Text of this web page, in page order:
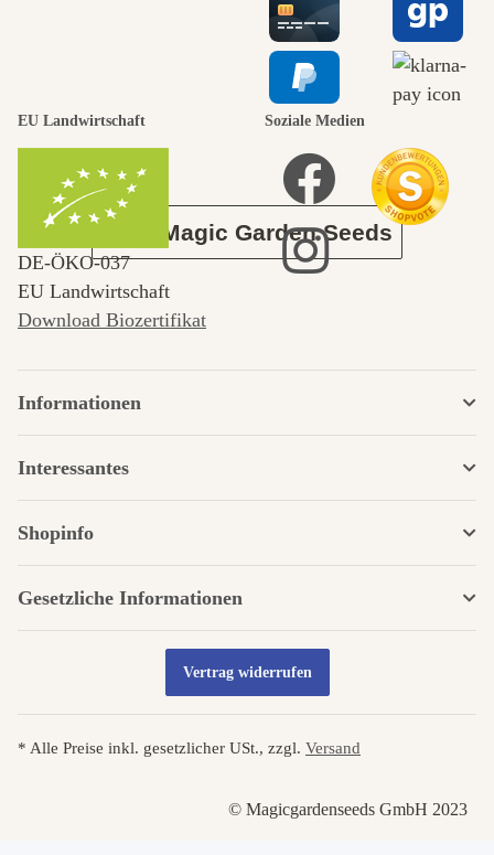
selbst führt
durch den
Garten
Über Magic Garden Seeds
EU Landwirtschaft
DE‑ÖKO‑037
EU Landwirtschaft
Download Biozertifikat
Soziale Medien
Informationen
Interessantes
Shopinfo
Gesetzliche Informationen
Vertrag widerrufen
* Alle Preise inkl. gesetzlicher USt., zzgl. Versand
© Magicgardenseeds GmbH 2023